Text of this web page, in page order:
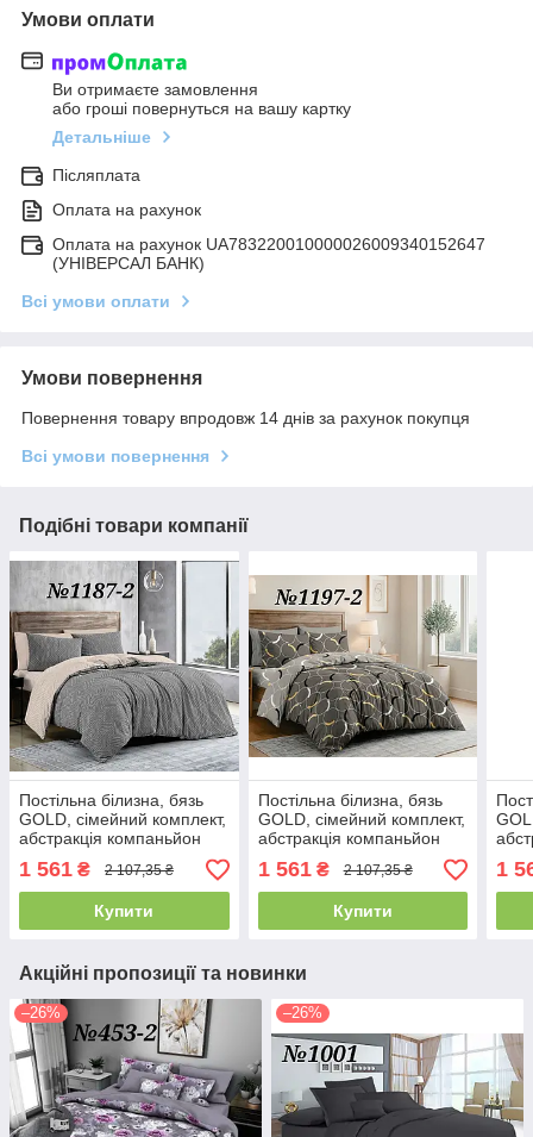
Умови оплати
Ви отримаєте замовлення
або гроші повернуться на вашу картку
Детальніше
Післяплата
Оплата на рахунок
Оплата на рахунок UA783220010000026009340152647
(УНІВЕРСАЛ БАНК)
Всі умови оплати
Умови повернення
Повернення товару впродовж 14 днів за рахунок покупця
Всі умови повернення
Подібні товари компанії
Постільна білизна, бязь
GOLD, сімейний комплект,
абстракція компаньйон
1 561 ₴ 2 107,35 ₴
Купити
Постільна білизна, бязь
GOLD, сімейний комплект,
абстракція компаньйон
1 561₴ 2 107,35 ₴
Купити
1
Акційні пропозиції та новинки
–26% –26%